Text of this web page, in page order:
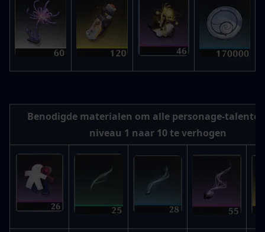
Benodigde materialen om alle personage-
niveau 1 naar 10 te verhogen